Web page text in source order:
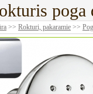
>> Rokturi, pakaramie >>